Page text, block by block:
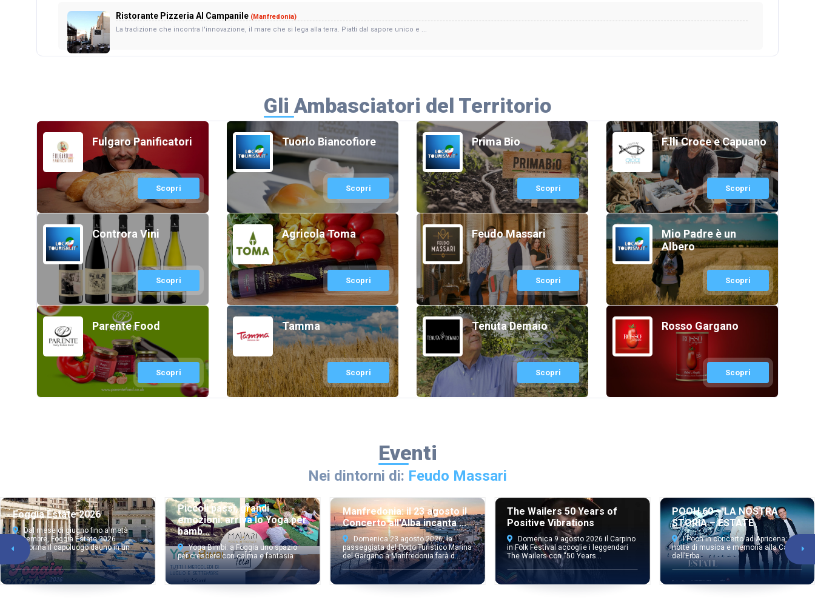
Ristorante Pizzeria Al Campanile (Manfredonia)
La tradizione che incontra l'innovazione, il mare che si lega alla terra. Piatti dal sapore unico e ...
Gli Ambasciatori del Territorio
Fulgaro Panificatori
Scopri
Tuorlo Biancofiore
Scopri
Prima Bio
Scopri
F.lli Croce e Capuano
Scopri
Controra Vini
Scopri
Agricola Toma
Scopri
Feudo Massari
Scopri
Mio Padre è un
Albero
Scopri
Parente Food
Scopri
Tamma
Scopri
Tenuta Demaio
Scopri
Rosso Gargano
Scopri
Eventi
Nei dintorni di: Feudo Massari
Foggia Estate 2026
Dal mese di giugno fino a metà
settembre, Foggia Estate 2026
trasforma il capoluogo dauno in un
gra...
Piccoli passi, grandi
emozioni: arriva lo Yoga per
bamb...
Yoga Bimbi: a Foggia uno spazio
per crescere con calma e fantasia
Manfredonia: il 23 agosto il
Concerto all'Alba incanta ...
Domenica 23 agosto 2026, la
passeggiata del Porto Turistico Marina
del Gargano a Manfredonia farà d...
The Wailers 50 Years of
Positive Vibrations
Domenica 9 agosto 2026 il Carpino
in Folk Festival accoglie i leggendari
The Wailers con “50 Years...
POOH 60 – LA NOSTRA
STORIA – ESTATE
I Pooh in concerto ad Apricena: una
notte di musica e memoria alla Cava
dell’Erba.